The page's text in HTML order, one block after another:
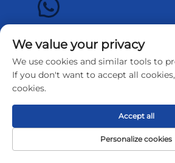
COLLEGAMENTO RAPIDO
Homepage
Homepage Prodotto
We value your privacy
We use cookies and similar tools to
If you don't want to accept all
cookies.
Personalize cookies
Accept all